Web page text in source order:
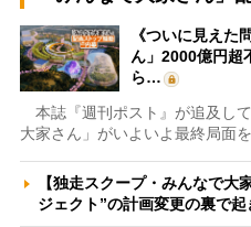
《ついに見えた
ん」2000億円超
ら…
本誌『週刊ポスト』が追及し
大家さん」がいよいよ最終局面
【独走スクープ・みんなで大
ジェクト”の計画変更の裏で